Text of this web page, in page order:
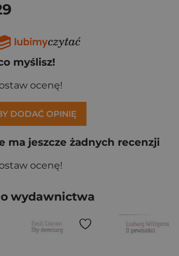
myślisz!
ocenę!
DODAĆ OPINIĘ
ma jeszcze żadnych recenzji
ocenę!
wydawnictwa